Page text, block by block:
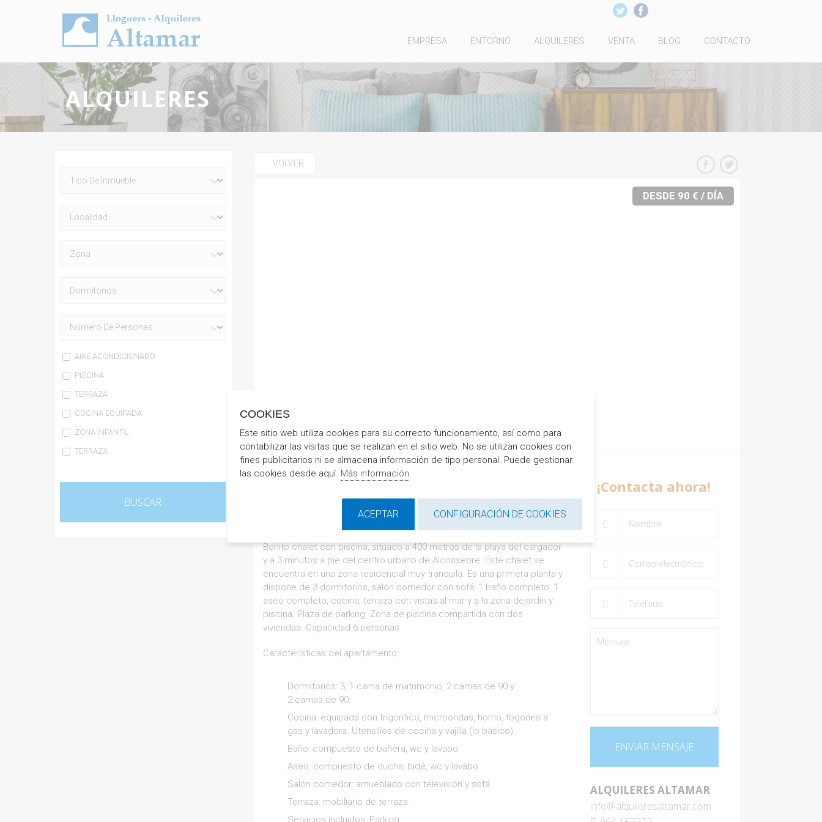
EMPRESA ENTORNO ALQUILERES VENTA BLOG CONTACTO
ALQUILERES
AIRE ACONDICIONADO
PISCINA
TERRAZA
COCINA EQUIPADA
ZONA INFANTIL
TERRAZA
VOLVER
DESDE 90 € / DÍA
Mapa Fotografias
CHALET CON PISCINA ALCOSSEBRE
2 Baños
Bonito chalet con piscina, situado a 400 metros de la playa del cargador
y a 3 minutos a pie del centro urbano de Alcossebre. Este chalet se
encuentra en una zona residencial muy tranquila. Es una primera planta y
dispone de 3 dormitorios, salón comedor con sofá, 1 baño completo, 1
aseo completo, cocina, terraza con vistas al mar y a la zona dejardín y
piscina. Plaza de parking. Zona de piscina compartida con dos
viviendas. Capacidad 6 personas
Características del apartamento:
Dormitorios: 3, 1 cama de matrimonio, 2 camas de 90 y
2 camas de 90.
Cocina: equipada con frigorífico, microondas, horno, fogones a
gas y lavadora. Utensilios de cocina y vajilla (lo básico)..
Baño: compuesto de bañera, wc y lavabo.
Aseo: compuesto de ducha, bidé, wc y lavabo.
Salón comedor: amueblado con televisión y sofá.
Terraza: mobiliario de terraza.
Servicios incluidos: Parking.
¡Contacta ahora!
ALQUILERES ALTAMAR
info@alquileresaltamar.com
COOKIES
Este sitio web utiliza cookies para su correcto funcionamiento, así como para
contabilizar las visitas que se realizan en el sitio web. No se utilizan cookies con
fines publicitarios ni se almacena información de tipo personal. Puede gestionar
las cookies desde aquí. Más información
ACEPTAR CONFIGURACIÓN DE COOKIES